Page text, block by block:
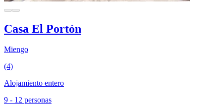
Casa El Portón
Miengo
(4)
Alojamiento entero
9 - 12 personas